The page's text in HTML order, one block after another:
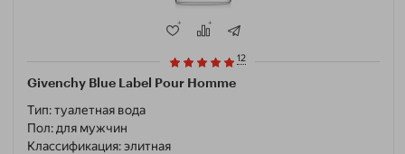
Givenchy Blue Label Pour Homme
12
Тип:туалетная вода
Пол: для мужчин
Классификация:элитная